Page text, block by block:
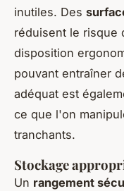
inutiles. Des
réduisent le risque
disposition
pouvant entraîner
adéquat est
ce que l'on
tranchants.
Stockage
Un rangement